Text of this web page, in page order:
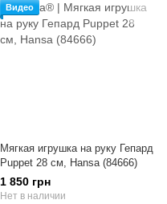
Видео
Мягкая игрушка на руку Гепард
Puppet 28 см, Hansa (84666)
1 850 грн
Нет в наличии